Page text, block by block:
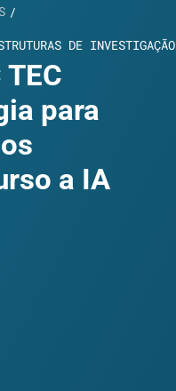
DE INVESTIGAÇÃO
/
para
a IA